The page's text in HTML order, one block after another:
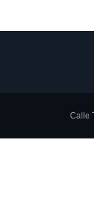
Calle